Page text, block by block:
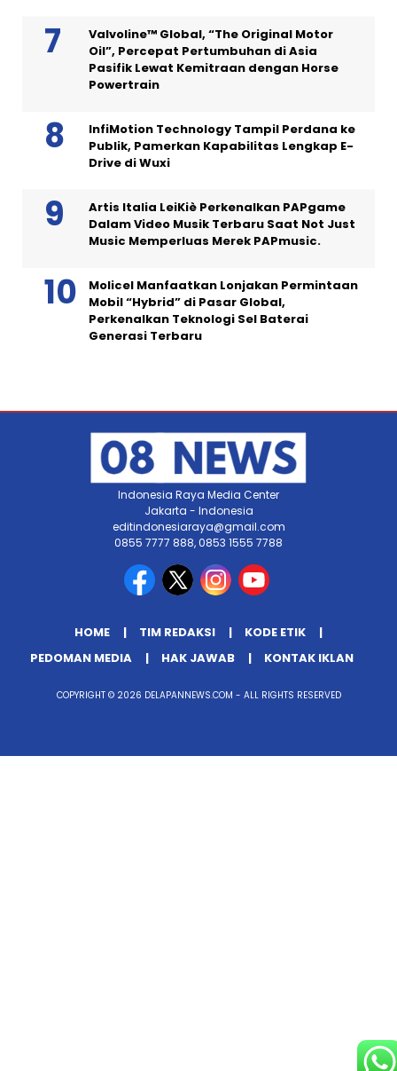
Valvoline™ Global, “The Original Motor
Oil”, Percepat Pertumbuhan di Asia
Pasifik Lewat Kemitraan dengan Horse
Powertrain
InfiMotion Technology Tampil Perdana ke
Publik, Pamerkan Kapabilitas Lengkap E-
Drive di Wuxi
Artis Italia LeiKiè Perkenalkan PAPgame
Dalam Video Musik Terbaru Saat Not Just
Music Memperluas Merek PAPmusic.
Molicel Manfaatkan Lonjakan Permintaan
Mobil “Hybrid” di Pasar Global,
Perkenalkan Teknologi Sel Baterai
Generasi Terbaru
Indonesia Raya Media Center
Jakarta - Indonesia
editindonesiaraya@gmail.com
0855 7777 888, 0853 1555 7788
HOME TIM REDAKSI
KODE ETIK
PEDOMAN MEDIA
HAK JAWAB KONTAK IKLAN
COPYRIGHT © 2026 DELAPANNEWS.COM - ALL RIGHTS RESERVED